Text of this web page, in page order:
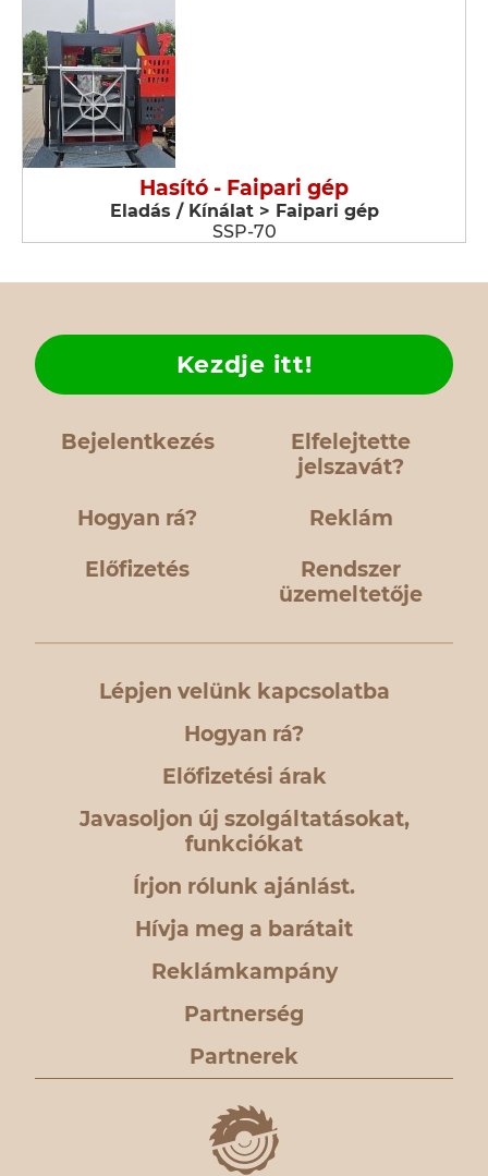
Hasító - Faipari gép
Eladás / Kínálat > Faipari gép
SSP-70
Bejelentkezés
Elfelejtette
jelszavát?
Hogyan rá?
Kezdje itt!
Reklám
Előfizetés
Rendszer
üzemeltetője
Lépjen velünk kapcsolatba
Hogyan rá?
Előfizetési árak
Javasoljon új szolgáltatásokat,
funkciókat
Írjon rólunk ajánlást.
Hívja meg a barátait
Reklámkampány
Partnerség
Partnerek